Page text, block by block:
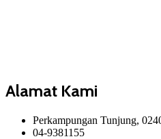
Alamat Kami
Perkampungan Tunjung,
04-9381155